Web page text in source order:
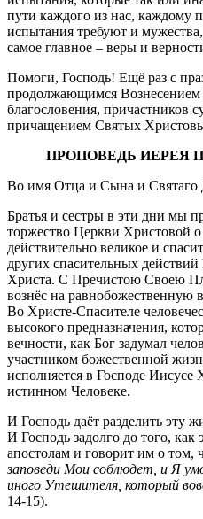
пути каждого из нас, каждому
испытания требуют и
самое главное – веры и
Помоги, Господь! Ещё раз с
продолжающимся
благословения, причастников
причащением Святых
ПРОПОВЕДЬ ИЕРЕЯ
Во имя Отца и Сына и Святаго
Братья и сестры в эти дни мы
торжество Церкви Христовой
действительно великое и
других спасительных
Христа. С Пречистою Своею
вознёс на равнобожественную
Во Христе-Спасителе
высокого предназначения,
вечности, как Бог задумал
участником божественной
исполняется в Господе Иисусе
истинном Человеке.
И Господь даёт разделить эту
И Господь задолго до того,
апостолам и говорит им о том,
заповеди Мои соблюдет, и Я
иного Утешителя, который
14-15).